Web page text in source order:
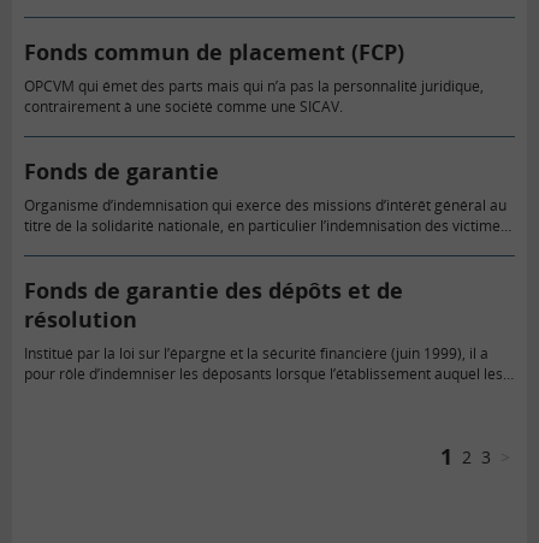
Fonds commun de placement (FCP)
OPCVM qui émet des parts mais qui n’a pas la personnalité juridique,
contrairement à une société comme une SICAV.
Fonds de garantie
Organisme d’indemnisation qui exerce des missions d’intérêt général au
titre de la solidarité nationale, en particulier l’indemnisation des victimes
Fonds de garantie des dépôts et de
résolution
Institué par la loi sur l’épargne et la sécurité financière (juin 1999), il a
pour rôle d’indemniser les déposants lorsque l’établissement auquel les
1 2 3